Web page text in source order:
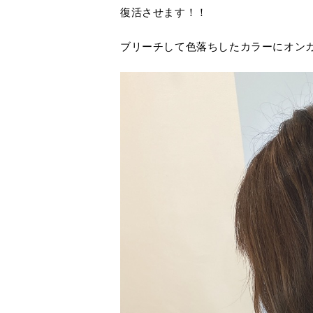
復活させます！！
ブリーチして色落ちしたカラーにオン